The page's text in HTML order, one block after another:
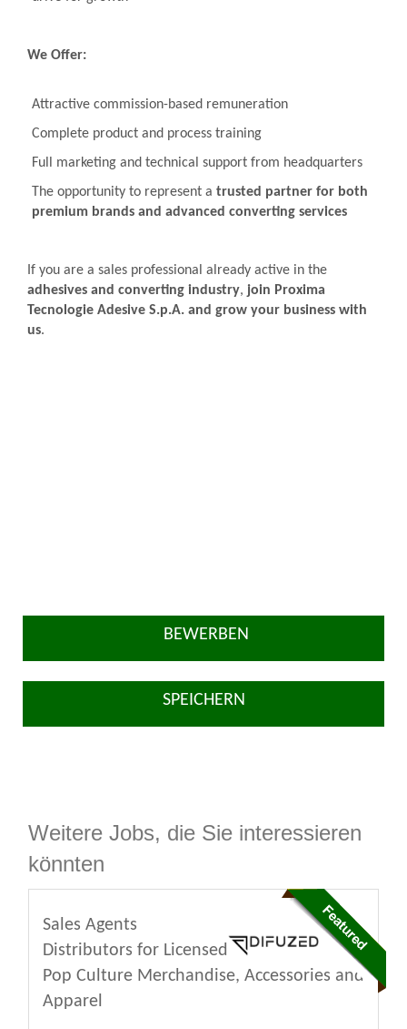
We Offer:
Attractive commission-based remuneration
Complete product and process training
Full marketing and technical support from headquarters
The opportunity to represent a trusted partner for both
premium brands and advanced converting services
If you are a sales professional already active in the
adhesives and converting industry, join Proxima
Tecnologie Adesive S.p.A. and grow your business with
us.
BEWERBEN
SPEICHERN
Weitere Jobs, die Sie interessieren
könnten
Sales Agents
Distributors for Licensed
Pop Culture Merchandise, Accessories and
Apparel